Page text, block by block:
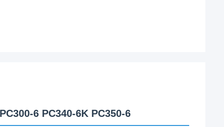
6 PC340-6K PC350-6